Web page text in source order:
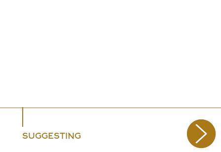
SUGGESTING